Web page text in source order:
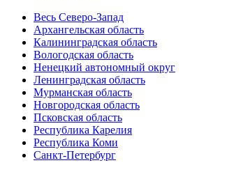
Весь Северо-Запад
Архангельская область
Калининградская область
Вологодская область
Ненецкий автономный округ
Ленинградская область
Мурманская область
Новгородская область
Псковская область
Республика Карелия
Республика Коми
Санкт-Петербург